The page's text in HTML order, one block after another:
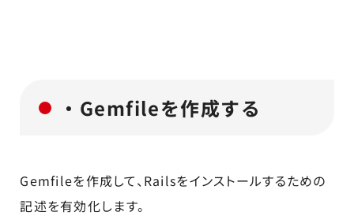
・Gemfileを作成する
Gemfileを作成して、Railsをインストールするための
記述を有効化します。